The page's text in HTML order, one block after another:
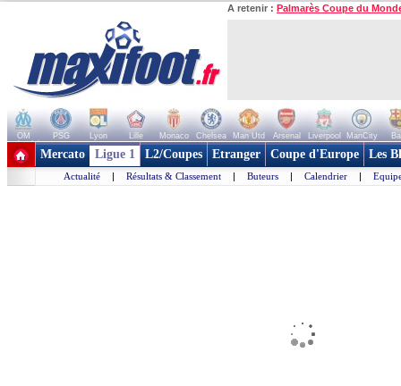
A retenir : Palmarès Coupe du
OM PSG Lyon Lille Monaco Chelsea Man Utd Arsenal Liverpool ManCity
+ de clubs
Mercato Ligue 1 L2/Coupes Etranger Coupe d'Europe Les
Actualité | Résultats & Classement | Buteurs | Calendrier |